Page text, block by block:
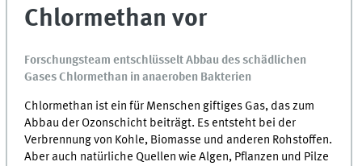
Chlormethan vor
Forschungsteam entschlüsselt Abbau des schädlichen
Gases Chlormethan in anaeroben Bakterien
Chlormethan ist ein für Menschen giftiges Gas, das zum
Abbau der Ozonschicht beiträgt. Es entsteht bei der
Verbrennung von Kohle, Biomasse und anderen Rohstoffen.
Aber auch natürliche Quellen wie Algen, Pflanzen und Pilze